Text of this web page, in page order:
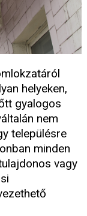
helyeken,
gyalogos
nem
településre
minden
vagy